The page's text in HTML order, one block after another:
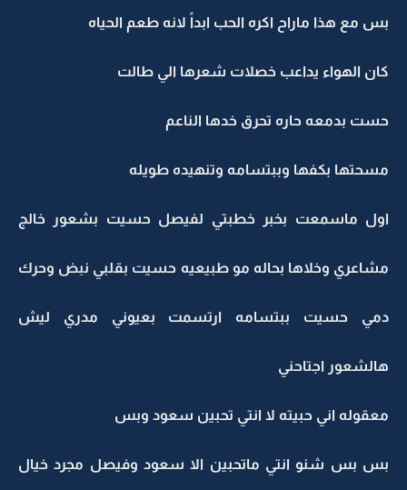
بس مع هذا ماراح اكره الحب ابداً لانه طعم الحياه
كان الهواء يداعب خصلات شعرها الي طالت
حست بدمعه حاره تحرق خدها الناعم
مسحتها بكفها وببتسامه وتنهيده طويله
اول ماسمعت بخبر خطبتي لفيصل حسيت بشعور خالج
مشاعري وخلاها بحاله مو طبيعيه حسيت بقلبي نبض وحرك
دمي حسيت ببتسامه ارتسمت بعيوني مدري ليش
هالشعور اجتاحني
معقوله اني حبيته لا انتي تحبين سعود وبس
بس بس شنو انتي ماتحبين الا سعود وفيصل مجرد خيال